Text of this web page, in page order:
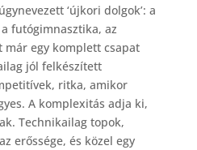
‘újkori dolgok’: a
futógimnasztika, az
már egy komplett csapat
jól felkészített
ritka, amikor
A komplexitás adja ki,
Technikailag topok,
erőssége, és közel egy